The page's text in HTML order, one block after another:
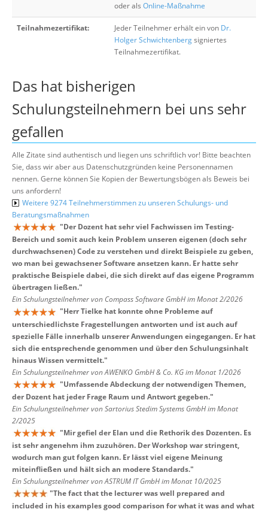
oder als Online-Maßnahme
Teilnahmezertifikat: Jeder Teilnehmer erhält ein von Dr.
Holger Schwichtenbergsigniertes
Teilnahmezertifikat.
Das hat bisherigen
Schulungsteilnehmern bei uns sehr
gefallen
Alle Zitate sind authentisch und liegen uns schriftlich vor! Bitte beachten
Sie, dass wir aber aus Datenschutzgründen keine Personennamen
nennen. Gerne können Sie Kopien der Bewertungsbögen als Beweis bei
uns anfordern!
Weitere 9274 Teilnehmerstimmen zu unseren Schulungs- und
Beratungsmaßnahmen
"Der Dozent hat sehr viel Fachwissen im Testing-
Bereich und somit auch kein Problem unseren eigenen (doch sehr
durchwachsenen) Code zu verstehen und direkt Beispiele zu geben,
wo man bei gewachsener Software ansetzen kann. Er hatte sehr
praktische Beispiele dabei, die sich direkt auf das eigene Programm
übertragen ließen."
Ein Schulungsteilnehmer von Compass Software GmbH im Monat 2/2026
"Herr Tielke hat konnte ohne Probleme auf
unterschiedlichste Fragestellungen antworten und ist auch auf
spezielle Fälle innerhalb unserer Anwendungen eingegangen. Er hat
sich die entsprechende genommen und über den Schulungsinhalt
hinaus Wissen vermittelt."
Ein Schulungsteilnehmer von AWENKO GmbH & Co. KG im Monat 1/2026
"Umfassende Abdeckung der notwendigen Themen,
der Dozent hat jeder Frage Raum und Antwort gegeben."
Ein Schulungsteilnehmer von Sartorius Stedim Systems GmbH im Monat
2/2025
"Mir gefiel der Elan und die Rethorik des Dozenten. Es
ist sehr angenehm ihm zuzuhören. Der Workshop war stringent,
wodurch man gut folgen kann. Er lässt viel eigene Meinung
miteinfließen und hält sich an modere Standards."
Ein Schulungsteilnehmer von ASTRUM IT GmbH im Monat 10/2025
"The fact that the lecturer was well prepared and
included in his examples good comparison for what it was and what